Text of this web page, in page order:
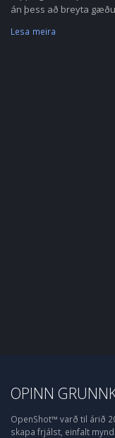
án þess að breyta
Lesa meira
OPINN
OpenShot™ varð til árið
skapa frjálst, einfalt